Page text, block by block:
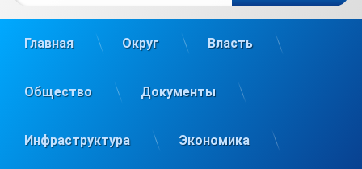
Главная Округ Власть
Общество Документы
Инфраструктура Экономика